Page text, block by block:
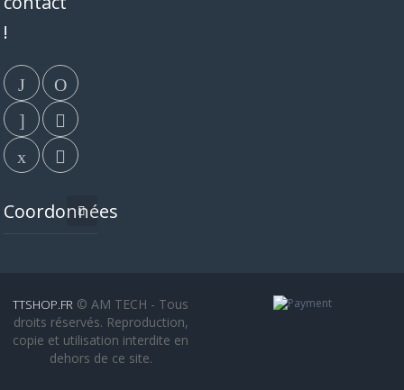
!
Coordonnées
TTSHOP.FR © AM TECH - Tous
droits réservés. Reproduction,
copie et utilisation interdite en
dehors de ce site.